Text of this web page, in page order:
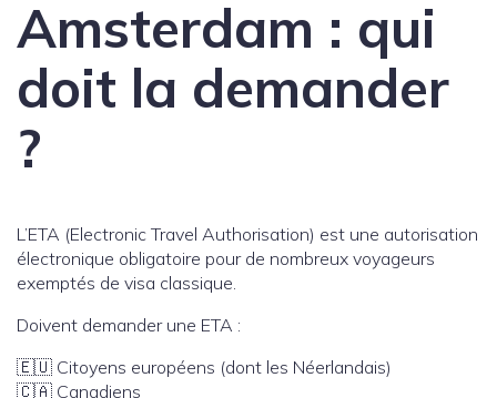
Amsterdam : qui
doit la demander
?
L’ETA (Electronic Travel Authorisation) est une autorisation
électronique obligatoire pour de nombreux voyageurs
exemptés de visa classique.
Doivent demander une ETA :
🇪🇺 Citoyens européens (dont les Néerlandais)
🇨🇦 Canadiens